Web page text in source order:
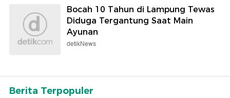
Bocah 10 Tahun di Lampung Tewas
Diduga Tergantung Saat Main
Ayunan
detikNews
Berita Terpopuler